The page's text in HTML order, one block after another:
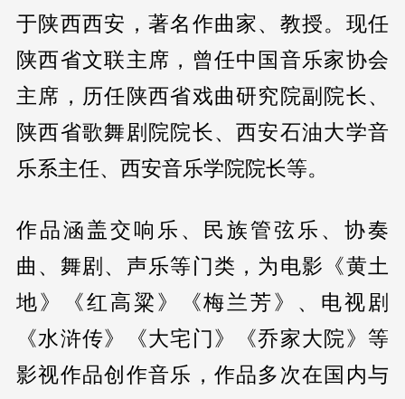
于陕西西安，著名作曲家、教授。现任
陕西省文联主席，曾任中国音乐家协会
主席，历任陕西省戏曲研究院副院长、
陕西省歌舞剧院院长、西安石油大学音
乐系主任、西安音乐学院院长等。
作品涵盖交响乐、民族管弦乐、协奏
曲、舞剧、声乐等门类，为电影《黄土
地》《红高粱》《梅兰芳》、电视剧
《水浒传》《大宅门》《乔家大院》等
影视作品创作音乐，作品多次在国内与